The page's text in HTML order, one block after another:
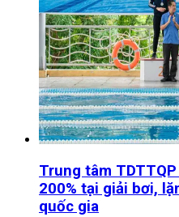
Trung tâm
200% tại giải bơi,
quốc gia